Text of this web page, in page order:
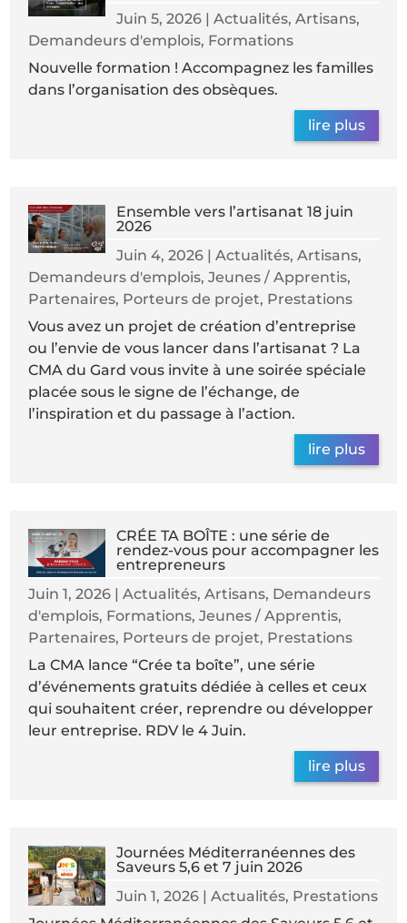
Juin 5, 2026| Actualités, Artisans,
Demandeurs d'emplois, Formations
Nouvelle formation ! Accompagnez les familles
dans l’organisation des obsèques.
lire plus
Ensemble vers l’artisanat 18 juin
2026
Juin 4, 2026| Actualités, Artisans,
Demandeurs d'emplois,Jeunes / Apprentis,
Partenaires, Porteurs de projet, Prestations
Vous avez un projet de création d’entreprise
ou l’envie de vous lancer dans l’artisanat ? La
CMA du Gard vous invite à une soirée spéciale
placée sous le signe de l’échange, de
l’inspiration et du passage à l’action.
lire plus
CRÉE TA BOÎTE : une série de
rendez-vous pour accompagner les
entrepreneurs
Juin 1, 2026 |Actualités,Artisans, Demandeurs
d'emplois, Formations,Jeunes / Apprentis,
Partenaires, Porteurs de projet, Prestations
La CMA lance “Crée ta boîte”, une série
d’événements gratuits dédiée à celles et ceux
qui souhaitent créer, reprendre ou développer
leur entreprise. RDV le 4 Juin.
lire plus
Journées Méditerranéennes des
Saveurs 5,6 et 7 juin 2026
Juin 1, 2026| Actualités, Prestations